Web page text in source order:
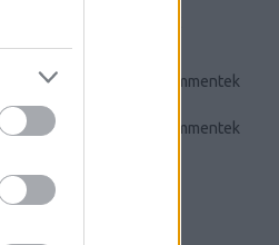
kommentek
kommentek